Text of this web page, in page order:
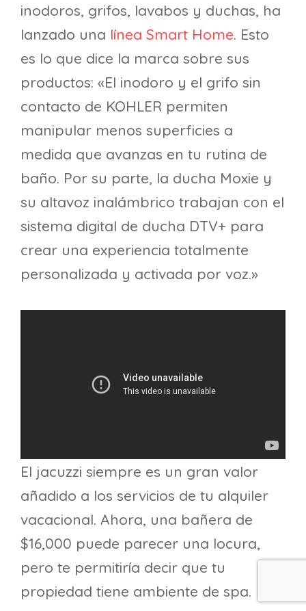
inodoros, grifos, lavabos y duchas, ha
lanzado una línea Smart Home. Esto
es lo que dice la marca sobre sus
productos: «El inodoro y el grifo sin
contacto de KOHLER permiten
manipular menos superficies a
medida que avanzas en tu rutina de
baño. Por su parte, la ducha Moxie y
su altavoz inalámbrico trabajan con el
sistema digital de ducha DTV+ para
crear una experiencia totalmente
personalizada y activada por voz.»
El jacuzzi siempre es un gran valor
añadido a los servicios de tu alquiler
vacacional. Ahora, una bañera de
$16,000 puede parecer una locura,
pero te permitiría decir que tu
propiedad tiene ambiente de spa.